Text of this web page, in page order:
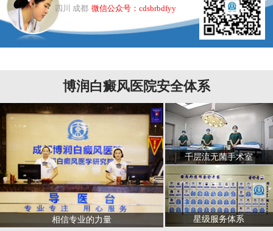
四川 成都 微信公众号：cdsbrbdfyy
博润白癜风医院安全体系
相信专业的力量
千层流无菌手术室
星级服务体系